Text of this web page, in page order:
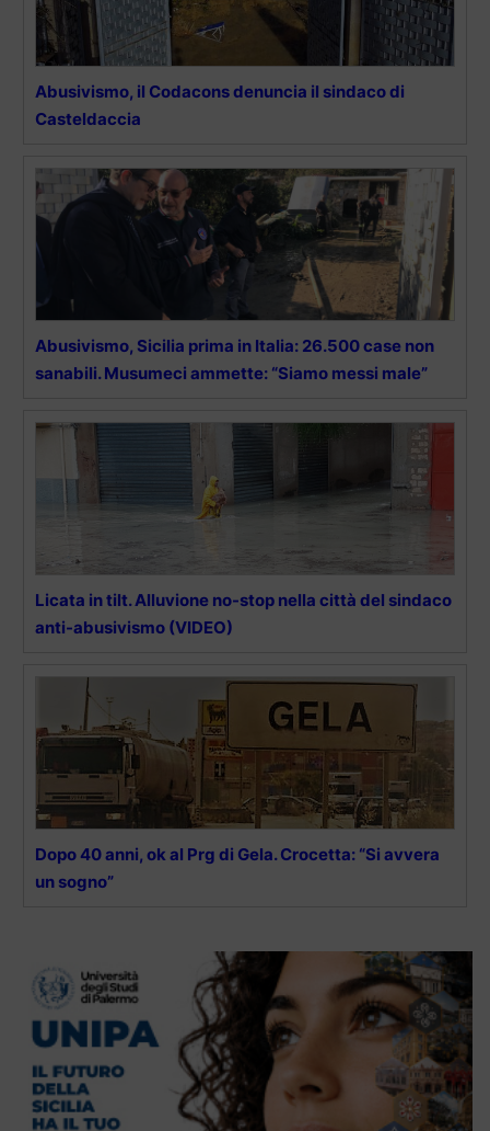
Abusivismo, il Codacons denuncia il sindaco di
Casteldaccia
Abusivismo, Sicilia prima in Italia: 26.500 case non
sanabili. Musumeci ammette: “Siamo messi male”
Licata in tilt. Alluvione no-stop nella città del sindaco
anti-abusivismo (VIDEO)
Dopo 40 anni, ok al Prg di Gela. Crocetta: “Si avvera
un sogno”